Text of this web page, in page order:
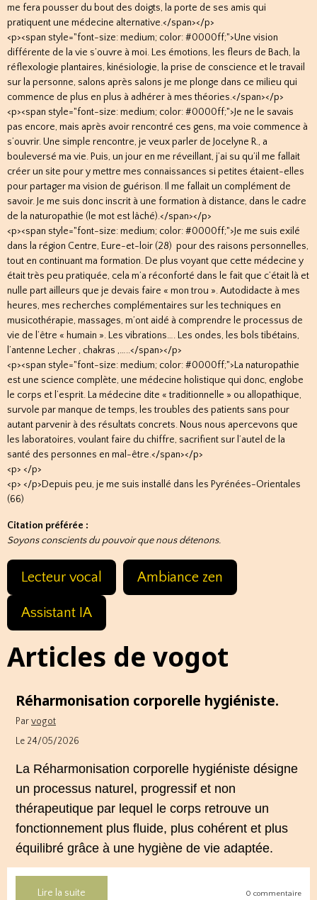
me fera pousser du bout des doigts, la porte de ses amis qui
pratiquent une médecine alternative.</span></p>
<p><span style="font-size: medium; color: #0000ff;">Une vision
différente de la vie s’ouvre à moi. Les émotions, les fleurs de Bach, la
réflexologie plantaires, kinésiologie, la prise de conscience et le travail
sur la personne, salons après salons je me plonge dans ce milieu qui
commence de plus en plus à adhérer à mes théories.</span></p>
<p><span style="font-size: medium; color: #0000ff;">Je ne le savais
pas encore, mais après avoir rencontré ces gens, ma voie commence à
s’ouvrir. Une simple rencontre, je veux parler de Jocelyne R., a
bouleversé ma vie. Puis, un jour en me réveillant, j’ai su qu’il me fallait
créer un site pour y mettre mes connaissances si petites étaient-elles
pour partager ma vision de guérison. Il me fallait un complément de
savoir. Je me suis donc inscrit à une formation à distance, dans le cadre
de la naturopathie (le mot est lâché).</span></p>
<p><span style="font-size: medium; color: #0000ff;">Je me suis exilé
dans la région Centre, Eure-et-loir (28) pour des raisons personnelles,
tout en continuant ma formation. De plus voyant que cette médecine y
était très peu pratiquée, cela m’a réconforté dans le fait que c’était là et
nulle part ailleurs que je devais faire « mon trou ». Autodidacte à mes
heures, mes recherches complémentaires sur les techniques en
musicothérapie, massages, m’ont aidé à comprendre le processus de
vie de l’être « humain ». Les vibrations…. Les ondes, les bols tibétains,
l’antenne Lecher , chakras ,…..</span></p>
<p><span style="font-size: medium; color: #0000ff;">La naturopathie
est une science complète, une médecine holistique qui donc, englobe
le corps et l’esprit. La médecine dite « traditionnelle » ou allopathique,
survole par manque de temps, les troubles des patients sans pour
autant parvenir à des résultats concrets. Nous nous apercevons que
les laboratoires, voulant faire du chiffre, sacrifient sur l’autel de la
santé des personnes en mal-être.</span></p>
<p> </p>
<p> </p>Depuis peu, je me suis installé dans les Pyrénées-Orientales
(66)
Citation préférée :
Soyons conscients du pouvoir que nous détenons.
Lecteur vocal Ambiance zen
Assistant IA
Articles de vogot
Réharmonisation corporelle hygiéniste.
Parvogot
Le 24/05/2026
La Réharmonisation corporelle hygiéniste désigne
un processus naturel, progressif et non
thérapeutique par lequel le corps retrouve un
fonctionnement plus fluide, plus cohérent et plus
équilibré grâce à une hygiène de vie adaptée.
Lire la suite 0 commentaire